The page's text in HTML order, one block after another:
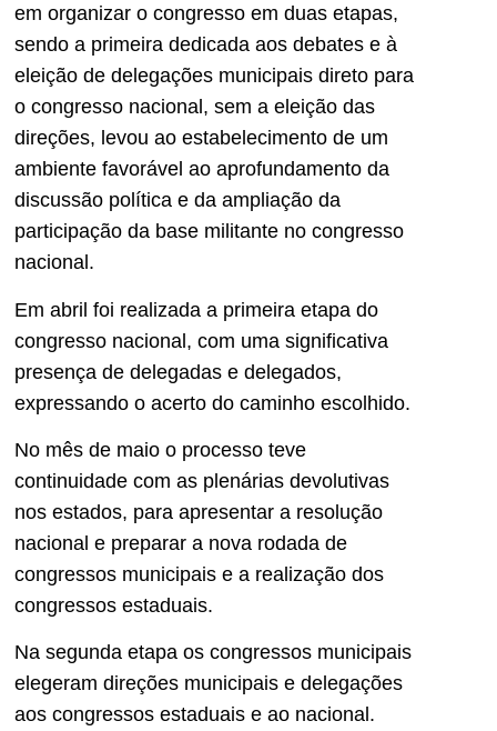
em organizar o congresso em duas etapas,
sendo a primeira dedicada aos debates e à
eleição de delegações municipais direto para
o congresso nacional, sem a eleição das
direções, levou ao estabelecimento de um
ambiente favorável ao aprofundamento da
discussão política e da ampliação da
participação da base militante no congresso
nacional.
Em abril foi realizada a primeira etapa do
congresso nacional, com uma significativa
presença de delegadas e delegados,
expressando o acerto do caminho escolhido.
No mês de maio o processo teve
continuidade com as plenárias devolutivas
nos estados, para apresentar a resolução
nacional e preparar a nova rodada de
congressos municipais e a realização dos
congressos estaduais.
Na segunda etapa os congressos municipais
elegeram direções municipais e delegações
aos congressos estaduais e ao nacional.